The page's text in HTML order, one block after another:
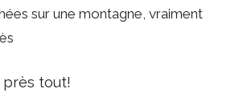
sur une montagne, vraiment
près tout!